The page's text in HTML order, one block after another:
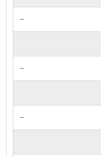
－
－
－